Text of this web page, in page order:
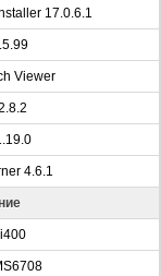
17.0.6.1
Viewer
4.6.1